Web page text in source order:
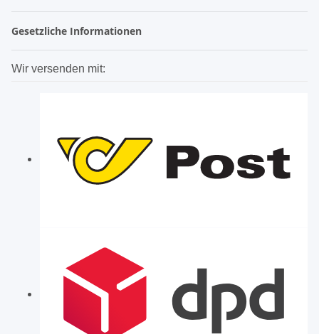
Gesetzliche Informationen
Wir versenden mit: